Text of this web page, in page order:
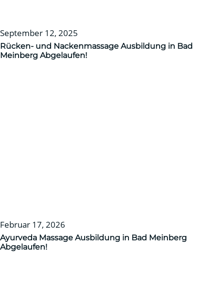
September 12, 2025
Rücken- und Nackenmassage Ausbildung in Bad
Meinberg Abgelaufen!
Februar 17, 2026
Ayurveda Massage Ausbildung in Bad Meinberg
Abgelaufen!